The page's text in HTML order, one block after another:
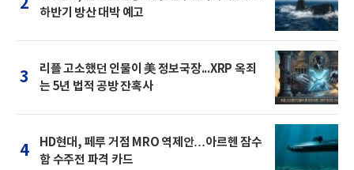
2
하반기 방산 대박 예고
3
리플 고소했던 인물이 美 정보국장...XRP 옥죄
는 5년 법적 공방 잔혹사
4
HD현대, 페루 거점 MRO 역제안…아르헨 잠수
함 수주전 파격 카드